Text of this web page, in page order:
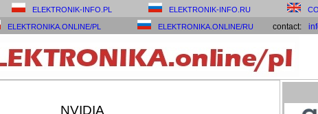
ELEKTRONIK-INFO.PL ELEKTRONIK-INFO.RU
ELEKTRONIKA.ONLINE/PL ELEKTRONIKA.ONLINE/RU contact:
NVIDIA